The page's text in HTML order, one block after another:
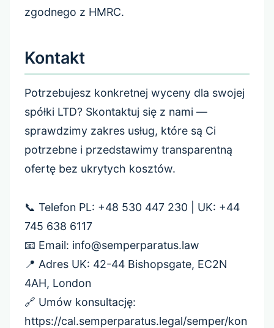
zgodnego z HMRC.
Kontakt
Potrzebujesz konkretnej wyceny dla swojej
spółki LTD? Skontaktuj się z nami —
sprawdzimy zakres usług, które są Ci
potrzebne i przedstawimy transparentną
ofertę bez ukrytych kosztów.
📞 Telefon PL: +48 530 447 230 | UK: +44
745 638 6117
📧 Email: info@semperparatus.law
📍 Adres UK: 42-44 Bishopsgate, EC2N
4AH, London
🔗 Umów konsultację:
https://cal.semperparatus.legal/semper/kon